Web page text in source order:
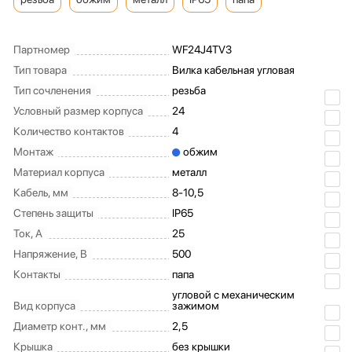
Партномер
WF24J4TV3
Тип товара
Вилка кабельная угловая
Тип сочленения
резьба
Условный размер корпуса
24
Количество контактов
4
Монтаж
обжим
Материал корпуса
металл
Кабель, мм
8-10,5
Степень защиты
IP65
Ток, А
25
Напряжение, В
500
Контакты
папа
Вид корпуса
угловой с механическим
зажимом
Диаметр конт., мм
2,5
Крышка
без крышки